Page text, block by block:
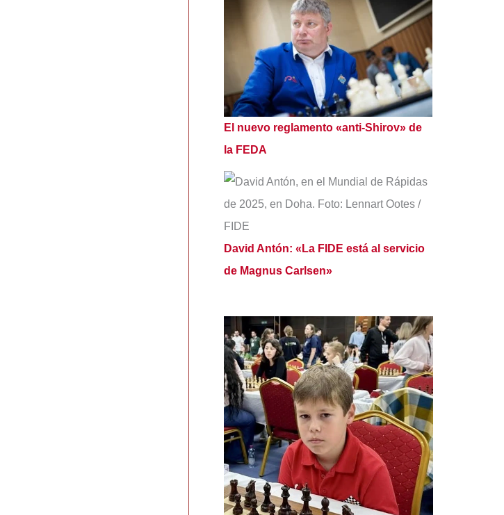
El nuevo reglamento «anti-Shirov» de
la FEDA
David Antón: «La FIDE está al servicio
de Magnus Carlsen»